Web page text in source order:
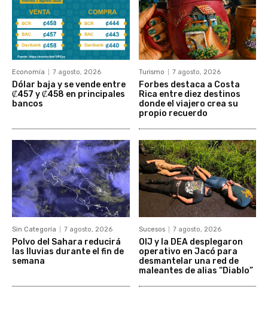
Economía 7 agosto, 2026
Dólar baja y se vende entre
₡457 y ₡458 en principales
bancos
Turismo 7 agosto, 2026
Forbes destaca a Costa
Rica entre diez destinos
donde el viajero crea su
propio recuerdo
Sin Categoría 7 agosto, 2026
Polvo del Sahara reducirá
las lluvias durante el fin de
semana
Sucesos 7 agosto, 2026
OIJ y la DEA desplegaron
operativo en Jacó para
desmantelar una red de
maleantes de alias “Diablo”